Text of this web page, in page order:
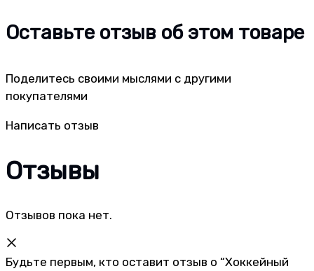
Оставьте отзыв об этом товаре
Поделитесь своими мыслями с другими
покупателями
Написать отзыв
Отзывы
Отзывов пока нет.
Будьте первым, кто оставит отзыв о “Хоккейный